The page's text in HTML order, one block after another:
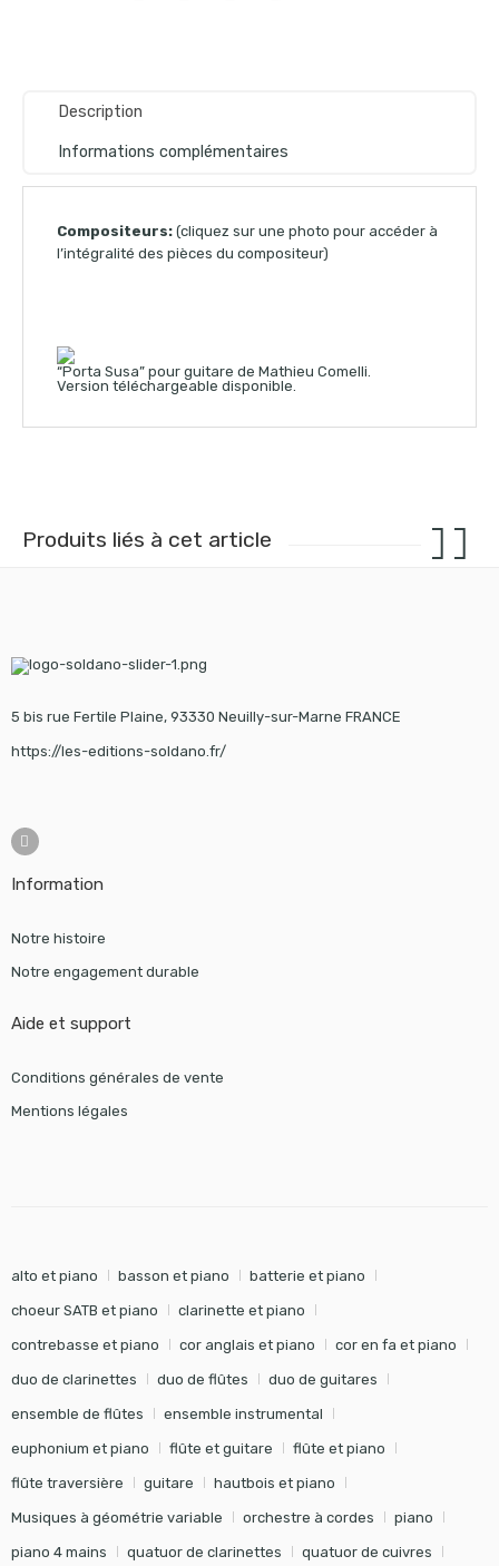
Description
Informations complémentaires
Compositeurs: (cliquez sur une photo pour accéder à
l’intégralité des pièces du compositeur)
“Porta Susa” pour guitare de Mathieu Comelli.
Version téléchargeable disponible.
Produits liés à cet article
5 bis rue Fertile Plaine, 93330 Neuilly-sur-Marne FRANCE
https://les-editions-soldano.fr/
Information
Notre histoire
Notre engagement durable
Aide et support
Conditions générales de vente
Mentions légales
alto et piano basson et piano batterie et piano
choeur SATB et piano clarinette et piano
contrebasse et piano cor anglais et piano cor en fa et piano
duo de clarinettes duo de flûtes duo de guitares
ensemble de flûtes ensemble instrumental
euphonium et piano flûte et guitare flûte et piano
flûte traversière guitare hautbois et piano
Musiques à géométrie variable orchestre à cordes piano
piano 4 mains quatuor de clarinettes quatuor de cuivres